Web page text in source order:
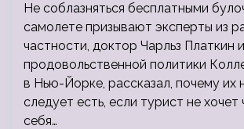
Не соблазняться бесплатными
самолете призывают эксперты из
частности, доктор Чарльз Платкин
продовольственной политики
в Нью-Йорке, рассказал, почему их
следует есть, если турист не хочет
себя…